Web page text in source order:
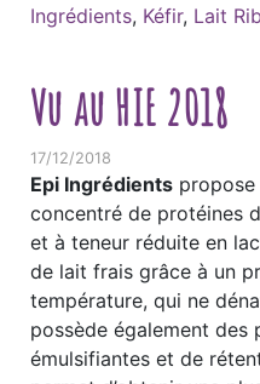
Ingrédients, Kéfir, Lait
Vu au HIE 2018
17/12/2018
Epi Ingrédients
concentré de protéines
et à teneur réduite en
de lait frais grâce à un
température, qui ne
possède également des
émulsifiantes et de